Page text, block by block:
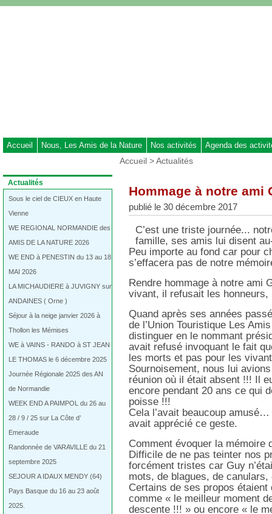
à
la
Accueil Nous, Les Amis de la Nature Nos activités Agenda des
Dans
la
rubrique
Actualités
Sous le ciel de CIEUX en Haute
Vienne
WE REGIONAL NORMANDIE des
AMIS DE LA NATURE 2026
WE END à PENESTIN du 13 au 18
MAI 2026
LA MICHAUDIERE à JUVIGNY sur
ANDAINES ( Orne )
Séjour à la neige janvier 2026 à
Thollon les Mémises
WE à VAINS - RANDO à ST JEAN
LE THOMAS le 6 décembre 2025
Journée Régionale 2025 des AN
de Normandie
WEEK END A PAIMPOL du 26 au
28 / 9 / 25 sur La Côte d’
Emeraude
Randonnée de VARAVILLE du 21
septembre 2025
SEJOUR A IDAUX MENDY (64)
Pays Basque du 16 au 23 août
2025.
Vous
Accueil >Actualités
Hommage à notre ami
publié le 30 décembre 2017
C’est une triste journée...
famille, ses amis lui disent
Peu importe au fond car pour
s’effacera pas de notre
Rendre hommage à notre ami
vivant, il refusait les
Quand après ses années
de l’Union Touristique Les
distinguer en le nommant
avait refusé invoquant le fait
les morts et pas pour les
Sournoisement, nous lui
réunion où il était absent !!! Il
encore pendant 20 ans ce qui
poisse !!!
Cela l’avait beaucoup
avait apprécié ce geste.
Comment évoquer la mémoire
Difficile de ne pas teinter nos
forcément tristes car Guy
mots, de blagues, de canulars,
Certains de ses propos
comme « le meilleur moment
descente !!! » ou encore « le